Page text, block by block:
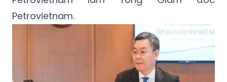
Petrovietnam.